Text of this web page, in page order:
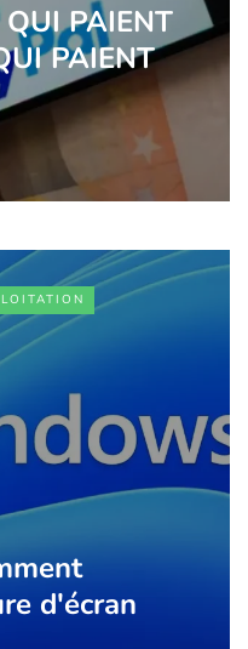
PAIENT
PAIENT
d'écran